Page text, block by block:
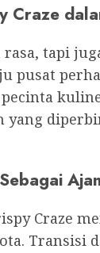
Craze
tapi
pusat
Craze
Transisi